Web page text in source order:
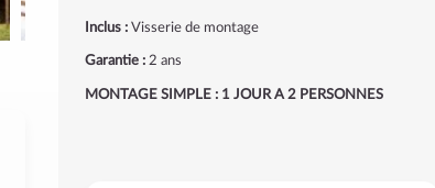
Inclus :Visserie de montage
Garantie :2 ans
MONTAGE SIMPLE : 1 JOUR A 2 PERSONNES